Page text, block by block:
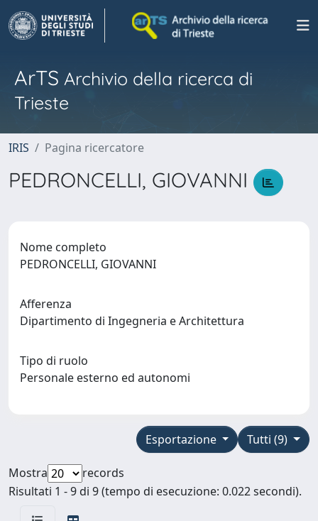
ArTS Archivio della ricerca di
Trieste
IRIS Pagina ricercatore
PEDRONCELLI, GIOVANNI
Nome completo
PEDRONCELLI, GIOVANNI
Afferenza
Dipartimento di Ingegneria e Architettura
Tipo di ruolo
Personale esterno ed autonomi
Tutti (9)
Esportazione
Mostra
records
Risultati 1 - 9 di 9 (tempo di esecuzione: 0.022 secondi).